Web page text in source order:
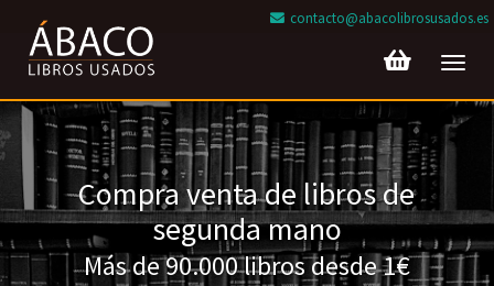
contacto@abacolibrosusados.es
Compra venta de libros de
segunda mano
Más de 90.000 libros desde 1€